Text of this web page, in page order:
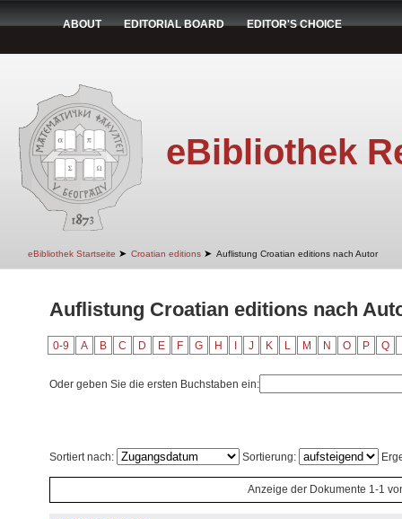
ABOUT EDITORIAL BOARD EDITOR'S CHOICE
eBibliothek
eBibliothek Startseite ➤ Croatian editions ➤ Auflistung Croatian editions nach Autor
Auflistung Croatian editions nach
0-9 A B C D E F G H J K L M N O P Q
Oder geben Sie die ersten Buchstaben ein:
Sortiert nach: Sortierung:
Anzeige der Dokumente 1-1